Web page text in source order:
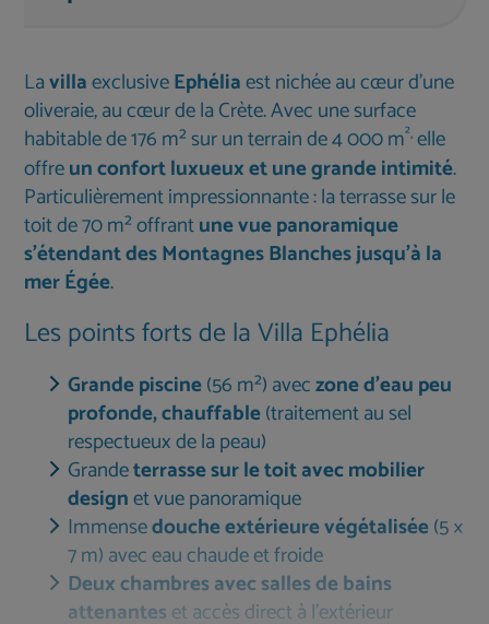
LavillaexclusiveEphéliaest nichée au cœur d'une
oliveraie, au cœur de la Crète. Avec une surface
habitable de 176 m² sur un terrain de 4 000 m²,elle
offreun confort luxueux et une grande intimité.
Particulièrement impressionnante : la terrasse sur le
toit de 70 m² offrantune vue panoramique
s'étendant des Montagnes Blanches jusqu'à la
mer Égée.
Les points forts de la Villa Ephélia
Grande piscine(56 m²) aveczone d'eau peu
profonde, chauffable(traitement au sel
respectueux de la peau)
Grandeterrasse sur le toit avec mobilier
designet vue panoramique
Immensedouche extérieure végétalisée(5 ×
7 m) avec eau chaude et froide
Deux chambres avec salles de bains
attenanteset accès direct à l'extérieur